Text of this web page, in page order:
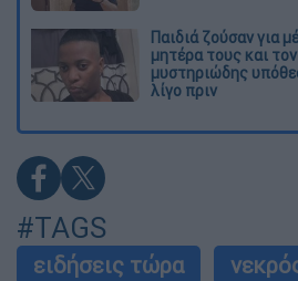
Παιδιά ζούσαν για
μητέρα τους και
μυστηριώδης
λίγο πριν
#TAGS
ειδήσεις τώρα